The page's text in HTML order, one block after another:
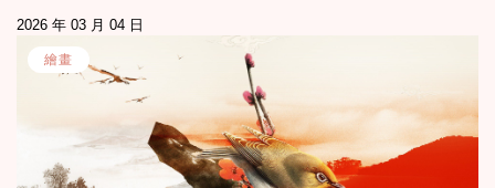
2026 年 03 月 04 日
繪畫